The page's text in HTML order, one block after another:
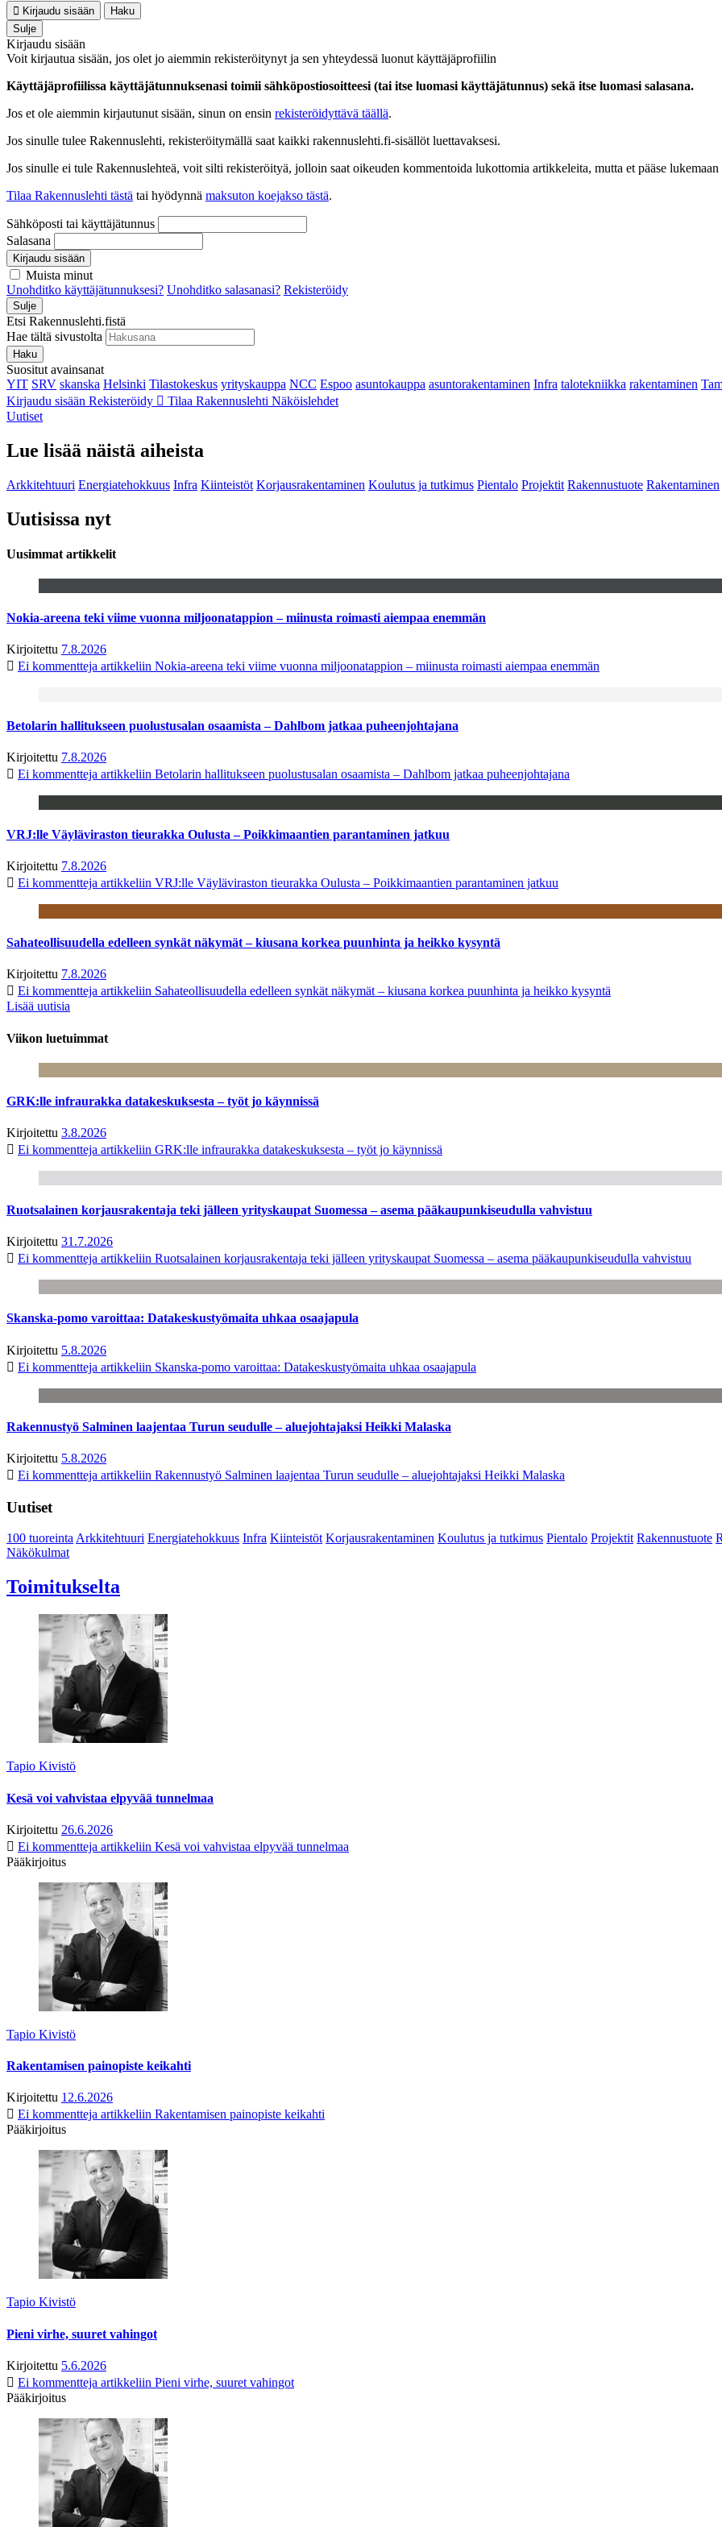
Kirjaudu sisään
Haku
Sulje
Kirjaudu sisään
Voit kirjautua sisään, jos olet jo aiemmin rekisteröitynyt ja sen yhteydessä luonut käyttäjäprofiilin
Käyttäjäprofiilissa käyttäjätunnuksenasi toimii sähköpostiosoitteesi (tai itse luomasi käyttäjätunnus) sekä itse luomasi salasana.
Jos et ole aiemmin kirjautunut sisään, sinun on ensin rekisteröidyttävä täällä.
Jos sinulle tulee Rakennuslehti, rekisteröitymällä saat kaikki rakennuslehti.fi-sisällöt luettavaksesi.
Jos sinulle ei tule Rakennuslehteä, voit silti rekisteröityä, jolloin saat oikeuden kommentoida lukottomia artikkeleita, mutta et pääse
Tilaa Rakennuslehti tästä tai hyödynnä maksuton koejakso tästä.
Sähköposti tai käyttäjätunnus
Salasana
Kirjaudu sisään
Muista minut
Unohditko käyttäjätunnuksesi? Unohditko salasanasi? Rekisteröidy
Sulje
Etsi Rakennuslehti.fistä
Hae tältä sivustolta
Haku
Suositut avainsanat
YIT SRV skanska Helsinki Tilastokeskus yrityskauppa NCC Espoo asuntokauppa asuntorakentaminen Infra talotekniikka rakentaminen
Kirjaudu sisään Rekisteröidy Tilaa Rakennuslehti Näköislehdet
Uutiset
Lue lisää näistä aiheista
Arkkitehtuuri Energiatehokkuus Infra Kiinteistöt Korjausrakentaminen Koulutus ja tutkimus Pientalo Projektit Rakennustuote Rakentaminen
Uutisissa nyt
Uusimmat artikkelit
Nokia-areena teki viime vuonna miljoonatappion – miinusta roimasti aiempaa enemmän
Kirjoitettu 7.8.2026
Ei kommentteja artikkeliin Nokia-areena teki viime vuonna miljoonatappion – miinusta roimasti aiempaa enemmän
Betolarin hallitukseen puolustusalan osaamista – Dahlbom jatkaa puheenjohtajana
Kirjoitettu 7.8.2026
Ei kommentteja artikkeliin Betolarin hallitukseen puolustusalan osaamista – Dahlbom jatkaa puheenjohtajana
VRJ:lle Väyläviraston tieurakka Oulusta – Poikkimaantien parantaminen jatkuu
Kirjoitettu 7.8.2026
Ei kommentteja artikkeliin VRJ:lle Väyläviraston tieurakka Oulusta – Poikkimaantien parantaminen jatkuu
Sahateollisuudella edelleen synkät näkymät – kiusana korkea puunhinta ja heikko kysyntä
Kirjoitettu 7.8.2026
Ei kommentteja artikkeliin Sahateollisuudella edelleen synkät näkymät – kiusana korkea puunhinta ja heikko kysyntä
Lisää uutisia
Viikon luetuimmat
GRK:lle infraurakka datakeskuksesta – työt jo käynnissä
Kirjoitettu 3.8.2026
Ei kommentteja artikkeliin GRK:lle infraurakka datakeskuksesta – työt jo käynnissä
Ruotsalainen korjausrakentaja teki jälleen yrityskaupat Suomessa – asema pääkaupunkiseudulla vahvistuu
Kirjoitettu 31.7.2026
Ei kommentteja artikkeliin Ruotsalainen korjausrakentaja teki jälleen yrityskaupat Suomessa – asema pääkaupunkiseudulla vahvistuu
Skanska-pomo varoittaa: Datakeskustyömaita uhkaa osaajapula
Kirjoitettu 5.8.2026
Ei kommentteja artikkeliin Skanska-pomo varoittaa: Datakeskustyömaita uhkaa osaajapula
Rakennustyö Salminen laajentaa Turun seudulle – aluejohtajaksi Heikki Malaska
Kirjoitettu 5.8.2026
Ei kommentteja artikkeliin Rakennustyö Salminen laajentaa Turun seudulle – aluejohtajaksi Heikki Malaska
Uutiset
100 tuoreintaArkkitehtuuri Energiatehokkuus Infra Kiinteistöt Korjausrakentaminen Koulutus ja tutkimus Pientalo Projektit Rakennustuote
Näkökulmat
Toimitukselta
Tapio Kivistö
Kesä voi vahvistaa elpyvää tunnelmaa
Kirjoitettu 26.6.2026
Ei kommentteja artikkeliin Kesä voi vahvistaa elpyvää tunnelmaa
Pääkirjoitus
Tapio Kivistö
Rakentamisen painopiste keikahti
Kirjoitettu 12.6.2026
Ei kommentteja artikkeliin Rakentamisen painopiste keikahti
Pääkirjoitus
Tapio Kivistö
Pieni virhe, suuret vahingot
Kirjoitettu 5.6.2026
Ei kommentteja artikkeliin Pieni virhe, suuret vahingot
Pääkirjoitus